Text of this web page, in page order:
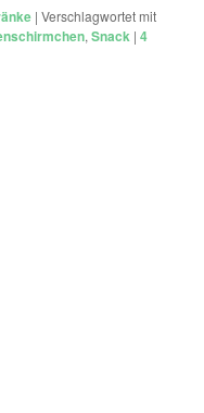
|Verschlagwortet mit
,Snack |4